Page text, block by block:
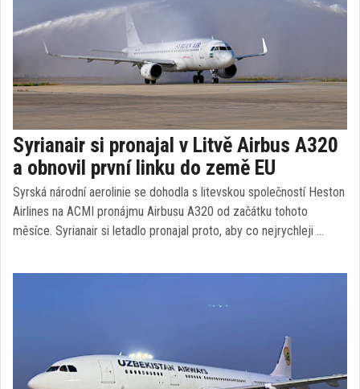
Syrianair si pronajal v Litvě Airbus A320
a obnovil první linku do země EU
Syrská národní aerolinie se dohodla s litevskou společností Heston
Airlines na ACMI pronájmu Airbusu A320 od začátku tohoto
měsíce. Syrianair si letadlo pronajal proto, aby co nejrychleji …